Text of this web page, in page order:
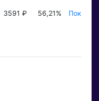
3591 ₽ 56,21%